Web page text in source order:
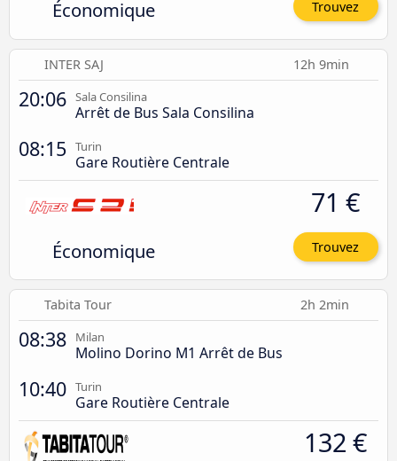
Économique Trouvez
INTER SAJ 12h 9min
20:06 Sala Consilina
Arrêt de Bus Sala Consilina
08:15 Turin
Gare Routière Centrale
Économique
71 €
Trouvez
Tabita Tour 2h 2min
08:38 Milan
Molino Dorino M1 Arrêt de Bus
10:40 Turin
Gare Routière Centrale
132 €